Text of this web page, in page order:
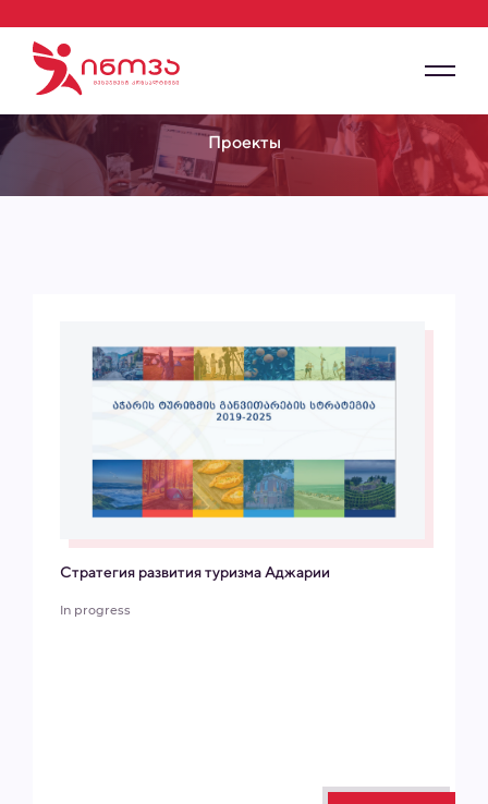
Проекты
Стратегия развития туризма Аджарии
In progress